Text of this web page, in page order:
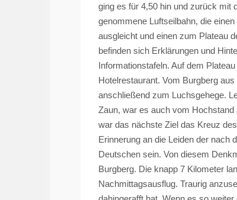
ging es für 4,50 hin und zurück mit
genommene Luftseilbahn, die
ausgleicht und einen zum Plateau
befinden sich Erklärungen und
Informationstafeln. Auf dem
Hotelrestaurant. Vom Burgberg
anschließend zum Luchsgehege.
Zaun, war es auch vom
war das nächste Ziel das Kreuz
Erinnerung an die Leiden der nach
Deutschen sein. Von diesem
Burgberg. Die knapp 7 Kilometer
Nachmittagsausflug. Traurig